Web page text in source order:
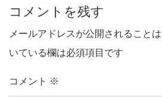
コメントを残す
メールアドレスが公開されることは
いている欄は必須項目です
コメント ※